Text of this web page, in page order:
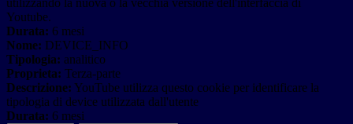
utilizzando la nuova o la vecchia versione dell'interfaccia di
Youtube.
Durata: 6 mesi
Nome: DEVICE_INFO
Tipologia: analitico
Proprieta: Terza-parte
Descrizione: YouTube utilizza questo cookie per identificare la
tipologia di device utilizzata dall'utente
Durata: 6 mesi